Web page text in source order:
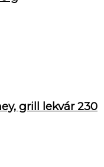
grill lekvár 230